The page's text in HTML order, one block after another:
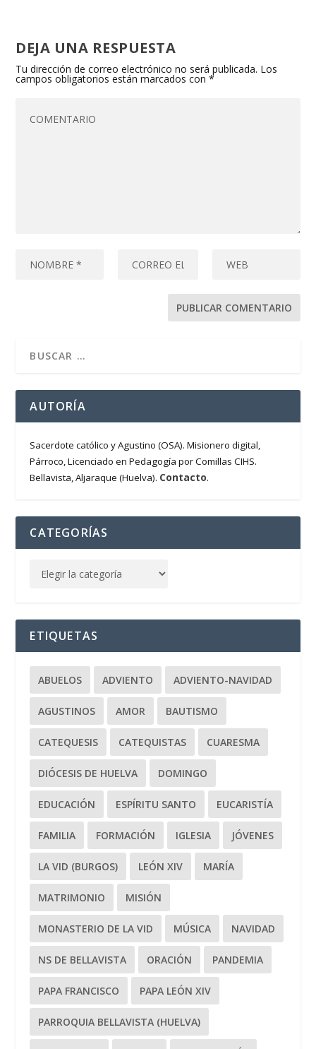
DEJA UNA RESPUESTA
Tu dirección de correo electrónico no será publicada. Los
campos obligatorios están marcados con*
AUTORÍA
Sacerdote católico y Agustino (OSA). Misionero digital,
Párroco, Licenciado en Pedagogía por Comillas CIHS.
Bellavista, Aljaraque (Huelva). Contacto.
CATEGORÍAS
ETIQUETAS
ABUELOS ADVIENTO ADVIENTO-NAVIDAD
AGUSTINOS AMOR BAUTISMO
CATEQUESIS CATEQUISTAS CUARESMA
DIÓCESIS DE HUELVA DOMINGO
EDUCACIÓN ESPÍRITU SANTO EUCARISTÍA
FAMILIA FORMACIÓN IGLESIA JÓVENES
LA VID (BURGOS) LEÓN XIV MARÍA
MATRIMONIO MISIÓN
MONASTERIO DE LA VID MÚSICA NAVIDAD
NS DE BELLAVISTA ORACIÓN PANDEMIA
PAPA FRANCISCO PAPA LEÓN XIV
PARROQUIA BELLAVISTA (HUELVA)